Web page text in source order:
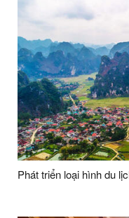
Phát triển loại hình du